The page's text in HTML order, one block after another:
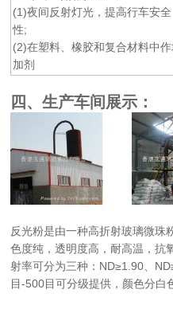
(1)夜间反射灯光，提高行车安全
性;
(2)在塑料、橡胶和复合材料中
加剂
四、生产车间展示：
反光粉是由一种高折射玻璃微珠
色度纯，透明度高，耐高温，抗
射率可分为三种：ND≥1.90、
目-500目可分级提供，颜色分白